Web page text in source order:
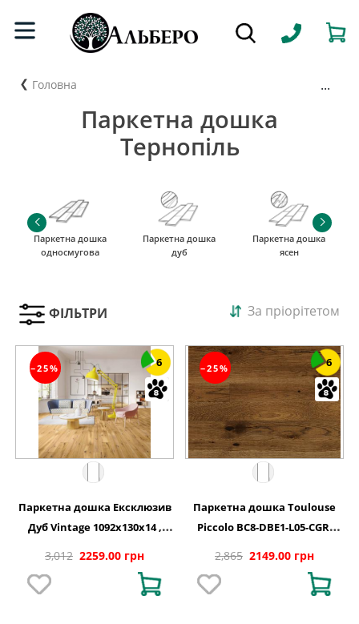
Головна ...
Паркетна дошка
Тернопіль
Паркетна дошка
односмугова
Паркетна дошка
дуб
Паркетна дошка
ясен
ФІЛЬТРИ За пріорітетом
−25% 6
Паркетна дошка Ексклюзив
Дуб Vintage 1092x130x14 ,
3,012 2259.00 грн
−25% 6
Паркетна дошка Toulouse
Piccolo BC8-DBE1-L05-CGR-
2,865 2149.00 грн